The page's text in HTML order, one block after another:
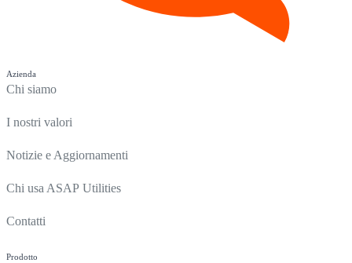
Azienda
Chi siamo
I nostri valori
Notizie e Aggiornamenti
Chi usa ASAP Utilities
Contatti
Prodotto